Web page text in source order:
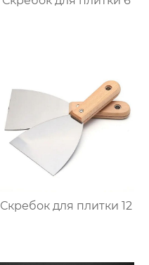
Скребок для плитки 12